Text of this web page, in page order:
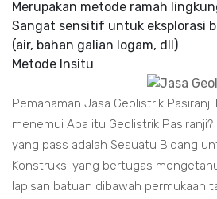
Merupakan metode ramah
Sangat sensitif untuk eksplorasi
(air, bahan galian logam, dll)
Metode Insitu
Pemahaman Jasa Geolistrik
menemui Apa itu Geolistrik
yang pass adalah Sesuatu Bidang
Konstruksi yang bertugas
lapisan batuan dibawah permukaan